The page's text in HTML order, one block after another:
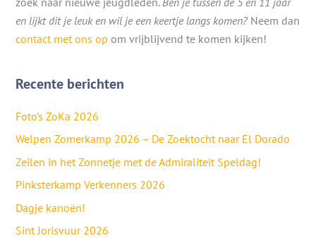
en lijkt dit je leuk en wil je een keertje langs komen? Neem dan
contact met ons op om vrijblijvend te komen kijken!
Recente berichten
Foto’s ZoKa 2026
Welpen Zomerkamp 2026 – De Zoektocht naar El Dorado
Zeilen in het Zonnetje met de Admiraliteit Speldag!
Pinksterkamp Verkenners 2026
Dagje kanoën!
Sint Jorisvuur 2026